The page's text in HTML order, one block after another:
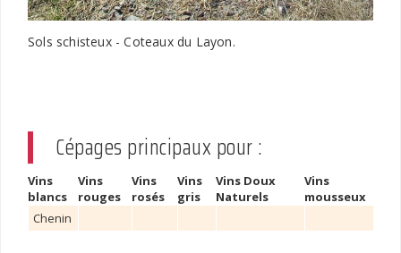
Sols schisteux - Coteaux du Layon.
Cépages principaux pour :
Vins
blancs
Vins
rouges
Vins
rosés
Vins
gris
Vins Doux
Naturels
Vins
mousseux
Chenin